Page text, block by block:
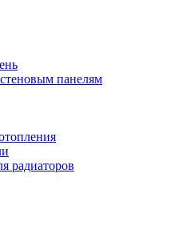
панелям
радиаторов